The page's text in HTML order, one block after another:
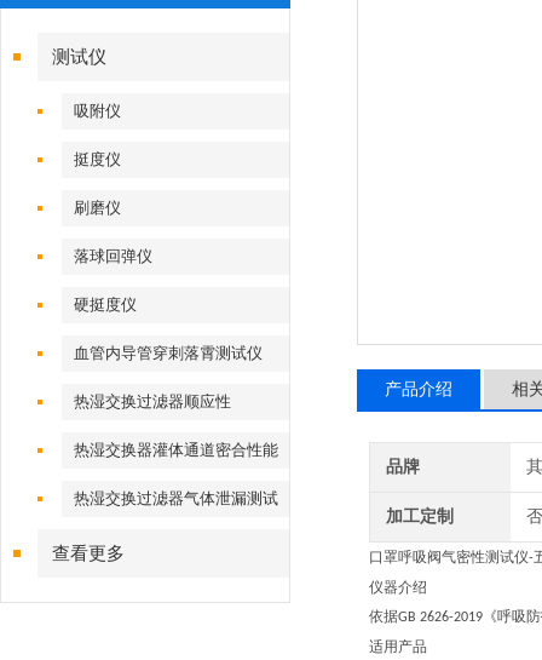
测试仪
吸附仪
挺度仪
刷磨仪
落球回弹仪
硬挺度仪
血管内导管穿刺落霄测试仪
热湿交换过滤器顺应性
热湿交换器灌体通道密合性能
热湿交换过滤器气体泄漏测试
查看更多
产品介绍 相
品牌
加工定制 否
口罩呼吸阀气密性测试仪-
仪器介绍
依据‌GB 2626-2019 《呼吸
适用产品